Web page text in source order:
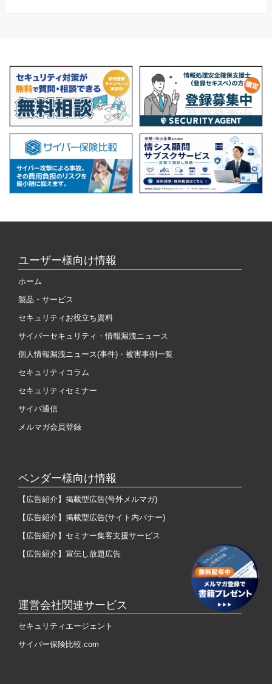
ユーザー様向け情報
ホーム
製品・サービス
セキュリティお役立ち資料
サイバーセキュリティ・情報漏洩ニュース
個人情報漏洩ニュース(事件)・被害事例一覧
セキュリティコラム
セキュリティセミナー
サイバ通信
メルマガ会員登録
ベンダー様向け情報
【広告紹介】掲載型広告(号外メルマガ)
【広告紹介】掲載型広告(サイト内バナー)
【広告紹介】セミナー集客支援サービス
【広告紹介】宣伝し放題広告
運営会社関連サービス
セキュリティエージェント
サイバー保険比較.com